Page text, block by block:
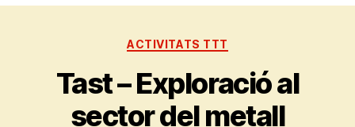
Categories
ACTIVITATS TTT
Tast – Exploració al
sector del metall